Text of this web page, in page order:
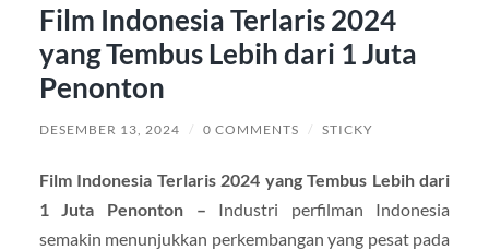
Film Indonesia Terlaris 2024
yang Tembus Lebih dari 1 Juta
Penonton
DESEMBER 13, 2024 / 0 COMMENTS / STICKY
Film Indonesia Terlaris 2024 yang Tembus Lebih dari
1 Juta Penonton – Industri perfilman Indonesia
semakin menunjukkan perkembangan yang pesat pada